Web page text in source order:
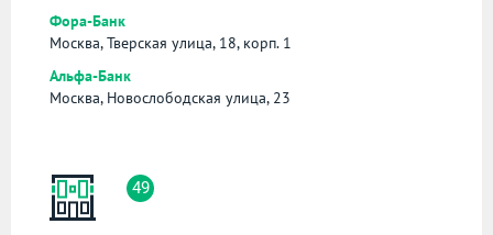
Фора-Банк
Москва, Тверская улица, 18, корп. 1
Альфа-Банк
Москва, Новослободская улица, 23
49